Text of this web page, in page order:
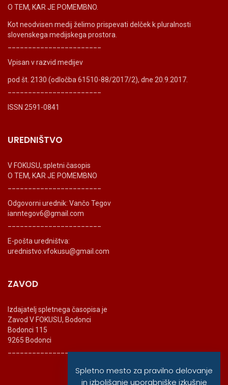
O TEM, KAR JE POMEMBNO.
Kot neodvisen medij želimo prispevati delček k pluralnosti
slovenskega medijskega prostora.
Vpisan v razvid medijev
pod št. 2130 (odločba 61510-88/2017/2), dne 20.9.2017.
ISSN 2591-0841
UREDNIŠTVO
V FOKUSU, spletni časopis
O TEM, KAR JE POMEMBNO
Odgovorni urednik: Vančo Tegov
ianntegov6@gmail.com
E-pošta uredništva:
urednistvo.vfokusu@gmail.com
ZAVOD
Izdajatelj spletnega časopisa je
Zavod V FOKUSU, Bodonci
Bodonci 115
9265 Bodonci
_______________________
Spletno mesto za pravilno delovanje
in izboljšanje uporabniške izkušnje